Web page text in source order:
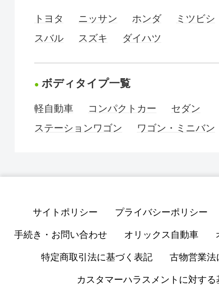
トヨタ ニッサン ホンダ
ミツビシ
スバル
スズキ ダイハツ
ボディタイプ一覧
軽自動車 コンパクトカー
セダン
ステーションワゴン
ワゴン・ミニバン
サイトポリシー プライバシーポリシー
手続き・お問い合わせ オリックス自動車
特定商取引法に基づく表記 古物営業法
カスタマーハラスメントに対する